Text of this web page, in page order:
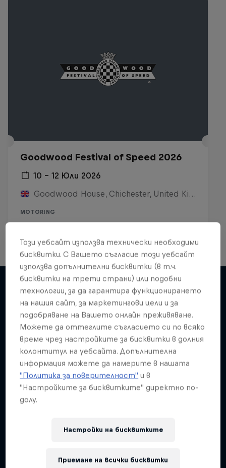
Goodwood Festival of Speed 2026
10 – 12 Юли 2026
Goodwood House, Chichester, United Kingdom
MOTORING
Подобни
Този уебсайт използва технически необходими
бисквитки. С Вашето съгласие този уебсайт
използва допълнителни бисквитки (в т.ч.
бисквитки на трети страни) или подобни
технологии, за да гарантира функционирането
на нашия сайт, за маркетингови цели и за
подобряване на Вашето онлайн преживяване.
Можете да оттеглите съгласието си по всяко
време чрез настройките за бисквитки в долния
колонтитул на уебсайта. Допълнителна
информация можете да намерите в нашата
"Политика за поверителност" и в
"Настройките за бисквитките" директно по-
долу.
Настройки на бисквитките
Приемане на всички бисквитки